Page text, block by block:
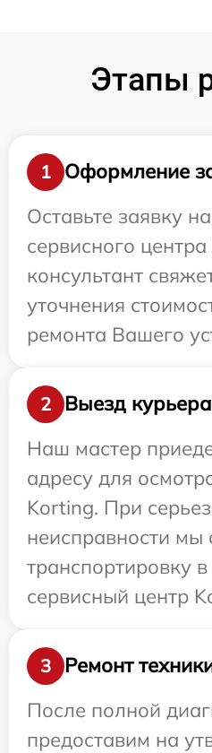
Этапы
1
Оформление
Оставьте заявку
сервисного
консультант
уточнения
ремонта Вашего
2
Выезд
Наш мастер
адресу для
Korting. При
неисправности мы
транспортировку
сервисный центр
3
Ремонт
После полной
предоставим на